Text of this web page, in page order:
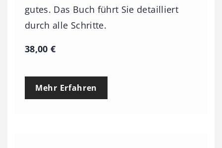
gutes. Das Buch führt Sie detailliert
durch alle Schritte.
38,00€
Mehr Erfahren